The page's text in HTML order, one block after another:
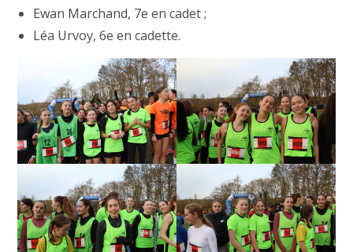
Ewan Marchand, 7e en cadet ;
Léa Urvoy, 6e en cadette.